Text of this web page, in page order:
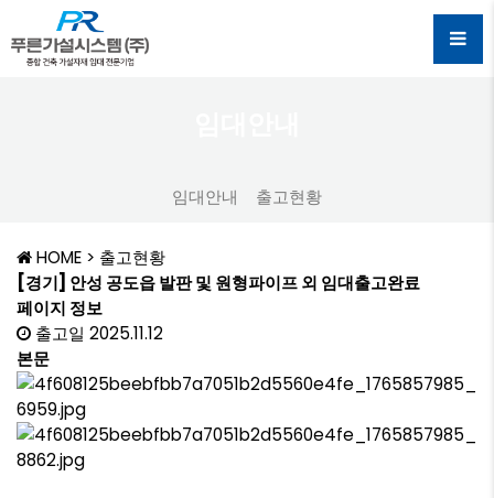
임대안내 출고현황
HOME > 출고현황
[경기] 안성 공도읍 발판 및 원형파이프 외 임대출고완료
페이지 정보
출고일 2025.11.12
본문